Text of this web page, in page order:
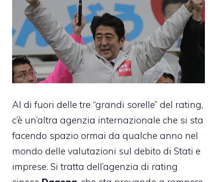
Al di fuori delle tre “grandi sorelle” del rating,
c’è un’altra agenzia internazionale che si sta
facendo spazio ormai da qualche anno nel
mondo delle valutazioni sul debito di Stati e
imprese. Si tratta dell’agenzia di rating